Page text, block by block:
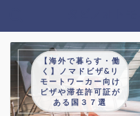
【海外で暮らす・働
く】ノマドビザ&リ
モートワーカー向け
ビザや滞在許可証が
ある国３７選